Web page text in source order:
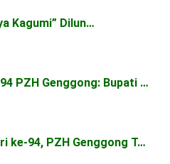
Kagumi” Dilun…
PZH Genggong: Bupati …
ke-94, PZH Genggong T…